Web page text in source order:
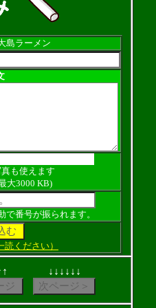
島ラーメン
も使えます
大3000 KB)
で番号が振られます。
ください）
↓↓↓↓↓↓